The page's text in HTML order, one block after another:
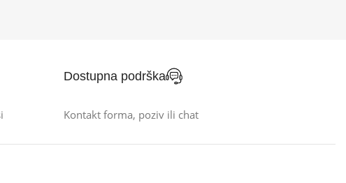
Dostupna podrška
Kontakt forma, poziv ili chat